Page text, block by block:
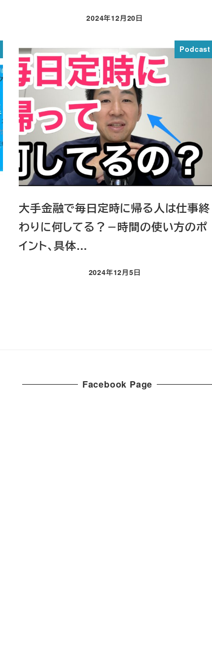
投稿日
2024年12月20日
Podcast
大手金融で毎日定時に帰る人は仕事終
わりに何してる？－時間の使い方のポ
イント、具体…
投稿日
2024年12月5日
Facebook Page